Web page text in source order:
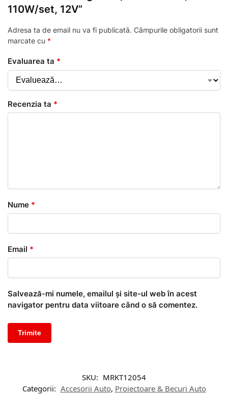
110W/set, 12V”
Adresa ta de email nu va fi publicată. Câmpurile obligatorii sunt
marcate cu *
Evaluarea ta *
Recenzia ta *
Nume *
Email *
Salvează-mi numele, emailul și site-ul web în acest
navigator pentru data viitoare când o să comentez.
SKU: MRKT12054
Categorii: Accesorii Auto, Proiectoare & Becuri Auto